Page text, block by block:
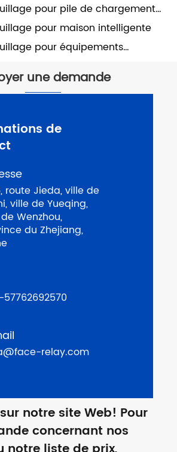
pour pile de chargement
pour maison intelligente
pour équipements
une demande
de
route Jieda, ville de
ville de Yueqing,
Wenzhou,
du Zhejiang,
relay.com
notre site Web! Pour
concernant nos